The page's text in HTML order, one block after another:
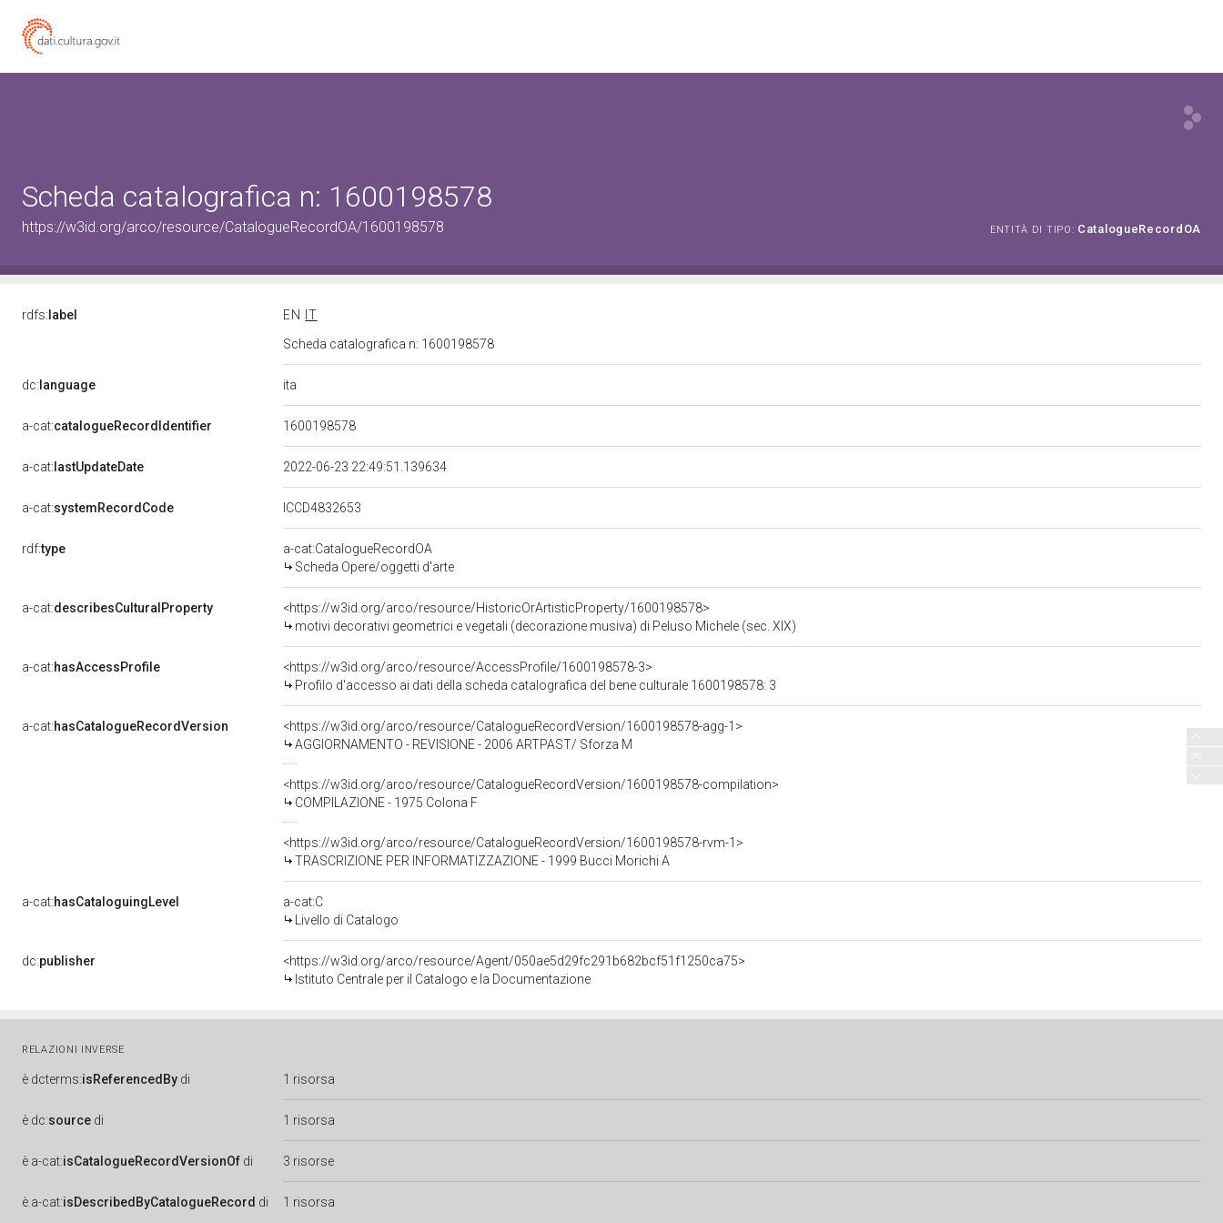
Scheda catalografica n: 1600198578
https://w3id.org/arco/resource/CatalogueRecordOA/1600198578 ENTITÀ DI TIPO: CatalogueRecordOA
rdfs: label EN
IT
Scheda catalografica n: 1600198578
dc: language ita
a-cat:catalogueRecordIdentifier 1600198578
a-cat: lastUpdateDate 2022-06-23 22:49:51.139634
a-cat:systemRecordCode ICCD4832653
rdf:type
a-cat:CatalogueRecordOA
Scheda Opere/oggetti d'arte
a-cat:describesCulturalProperty
<https://w3id.org/arco/resource/HistoricOrArtisticProperty/1600198578>
motivi decorativi geometrici e vegetali (decorazione musiva) di Peluso Michele (sec. XIX)
a-cat:hasAccessProfile
<https://w3id.org/arco/resource/AccessProfile/1600198578-3>
Profilo d'accesso ai dati della scheda catalografica del bene culturale 1600198578: 3
a-cat:hasCatalogueRecordVersion
<https://w3id.org/arco/resource/CatalogueRecordVersion/1600198578-agg-1>
AGGIORNAMENTO - REVISIONE - 2006 ARTPAST/ Sforza M
<https://w3id.org/arco/resource/CatalogueRecordVersion/1600198578-compilation>
COMPILAZIONE - 1975 Colona F
<https://w3id.org/arco/resource/CatalogueRecordVersion/1600198578-rvm-1>
TRASCRIZIONE PER INFORMATIZZAZIONE - 1999 Bucci Morichi A
a-cat:hasCataloguingLevel
a-cat:C
Livello di Catalogo
dc:publisher
<https://w3id.org/arco/resource/Agent/050ae5d29fc291b682bcf51f1250ca75>
Istituto Centrale per il Catalogo e la Documentazione
RELAZIONI INVERSE
è dcterms:isReferencedBy di 1 risorsa
è dc:source di 1 risorsa
è a-cat:isCatalogueRecordVersionOf di 3 risorse
è a-cat:isDescribedByCatalogueRecord di 1 risorsa